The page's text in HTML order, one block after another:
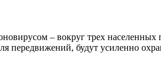
– вокруг трех населенных
передвижений, будут усиленно